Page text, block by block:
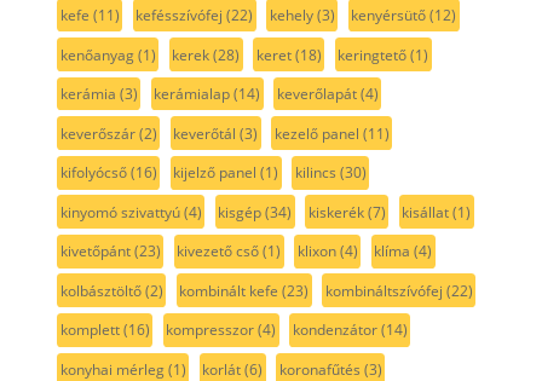
kefe (11) kefésszívófej (22) kehely(3) kenyérsütő(12)
kenőanyag(1) kerek(28) keret(18) keringtető(1)
kerámia (3) kerámialap(14) keverőlapát(4)
keverőszár(2) keverőtál (3) kezelő panel (11)
kifolyócső(16) kijelző panel (1) kilincs (30)
kinyomó szivattyú(4) kisgép(34) kiskerék(7) kisállat(1)
kivetőpánt(23) kivezető cső(1) klixon(4) klíma (4)
kolbásztöltő(2) kombinált kefe (23) kombináltszívófej (22)
komplett(16) kompresszor(4) kondenzátor(14)
konyhai mérleg(1) korlát(6) koronafűtés (3)